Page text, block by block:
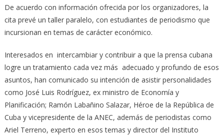
De acuerdo con información ofrecida por los organizadores, la
cita prevé un taller paralelo, con estudiantes de periodismo que
incursionan en temas de carácter económico.
Interesados en intercambiar y contribuir a que la prensa cubana
logre un tratamiento cada vez más adecuado y profundo de esos
asuntos, han comunicado su intención de asistir personalidades
como José Luis Rodríguez, ex ministro de Economía y
Planificación; Ramón Labañino Salazar, Héroe de la República de
Cuba y vicepresidente de la ANEC, además de periodistas como
Ariel Terreno, experto en esos temas y director del Instituto